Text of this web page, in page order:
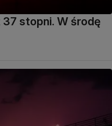
stopni. W środę